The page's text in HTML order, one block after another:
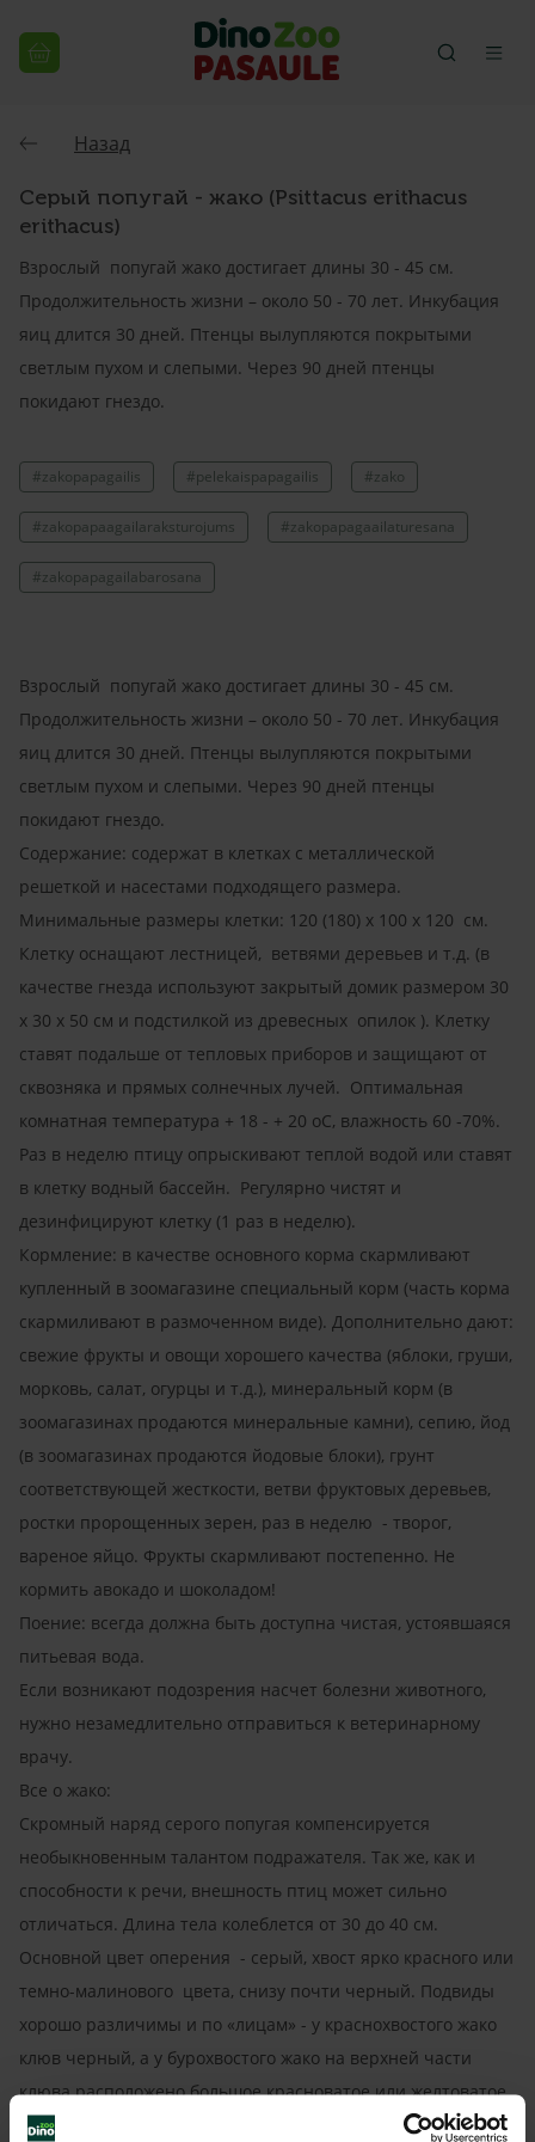
Назад
Серый попугай - жако (Psittacus erithacus
erithacus)
Взрослый попугай жако достигает длины 30 - 45 см.
Продолжительность жизни – около 50 - 70 лет. Инкубация
яиц длится 30 дней. Птенцы вылупляются покрытыми
светлым пухом и слепыми. Через 90 дней птенцы
покидают гнездо.
#zakopapagailis #pelekaispapagailis #zako
#zakopapaagailaraksturojums #zakopapagaailaturesana
#zakopapagailabarosana
Взрослый попугай жако достигает длины 30 - 45 см.
Продолжительность жизни – около 50 - 70 лет. Инкубация
яиц длится 30 дней. Птенцы вылупляются покрытыми
светлым пухом и слепыми. Через 90 дней птенцы
покидают гнездо.
Содержание: содержат в клетках с металлической
решеткой и насестами подходящего размера.
Минимальные размеры клетки: 120 (180) x 100 x 120 cм.
Клетку оснащают лестницей, ветвями деревьев и т.д. (в
качестве гнезда используют закрытый домик размером 30
x 30 x 50 cм и подстилкой из древесных опилок ). Клетку
ставят подальше от тепловых приборов и защищают от
сквозняка и прямых солнечных лучей. Оптимальная
комнатная температура + 18 - + 20 oC, влажность 60 -70%.
Раз в неделю птицу опрыскивают теплой водой или ставят
в клетку водный бассейн. Регулярно чистят и
дезинфицируют клетку (1 раз в неделю).
Кормление: в качестве основного корма скармливают
купленный в зоомагазине специальный корм (часть корма
скармиливают в размоченном виде). Дополнительно дают:
свежие фрукты и овощи хорошего качества (яблоки, груши,
морковь, салат, огурцы и т.д.), минеральный корм (в
зоомагазинах продаются минеральные камни), сепию, йод
(в зоомагазинах продаются йодовые блоки), грунт
соответствующей жесткости, ветви фруктовых деревьев,
ростки пророщенных зерен, раз в неделю - творог,
вареное яйцо. Фрукты скармливают постепенно. Не
кормить авокадо и шоколадом!
Поение: всегда должна быть доступна чистая, устоявшаяся
питьевая вода.
Если возникают подозрения насчет болезни животного,
нужно незамедлительно отправиться к ветеринарному
врачу.
Все о жако:
Скромный наряд серого попугая компенсируется
необыкновенным талантом подражателя. Так же, как и
способности к речи, внешность птиц может сильно
отличаться. Длина тела колеблется от 30 до 40 cм.
Основной цвет оперения - серый, хвост ярко красного или
темно-малинового цвета, снизу почти черный. Подвиды
хорошо различимы и по «лицам» - у краснохвостого жако
клюв черный, а у бурохвостого жако на верхней части
клюва расположено большое красноватое или желтоватое
пятно.